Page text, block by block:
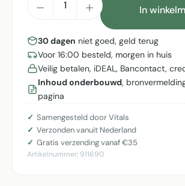
In
30 dagen niet goed, geld terug
Voor 16:00 besteld, morgen in huis
Veilig betalen, iDEAL, Bancontact,
Inhoud onderbouwd,
pagina
Samengesteld door Vitals
Verzonden vanuit Nederland
Gratis verzending vanaf €35
Artikelnummer: 911690